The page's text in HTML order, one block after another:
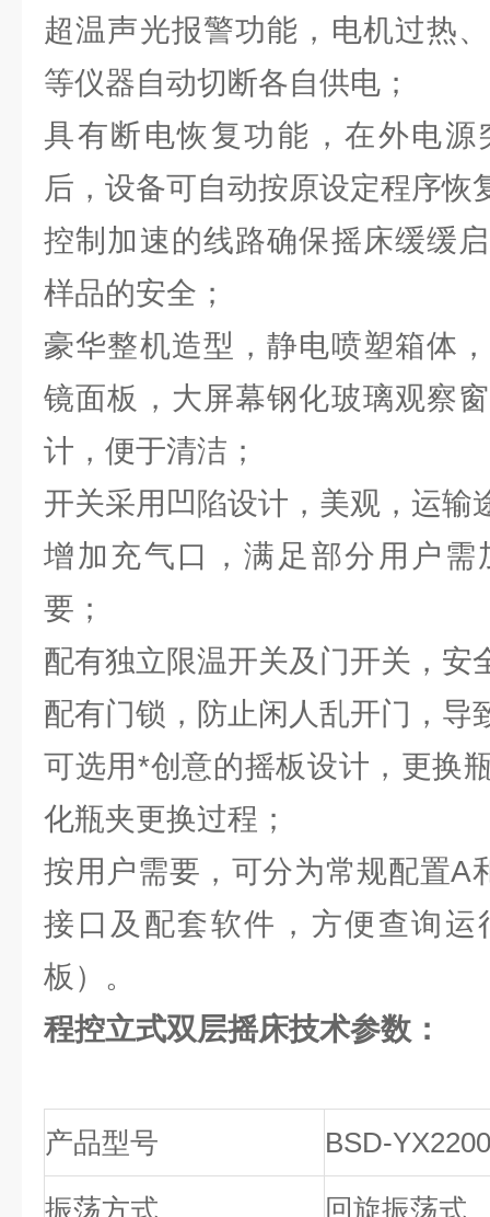
超温声光报警功能，电机过热
等仪器自动切断各自供电；
具有断电恢复功能，在外电源
后，设备可自动按原设定程序恢
控制加速的线路确保摇床缓缓
样品的安全；
豪华整机造型，静电喷塑箱体
镜面板，大屏幕钢化玻璃观察
计，便于清洁；
开关采用凹陷设计，美观，运输
增加充气口，满足部分用户需
要；
配有独立限温开关及门开关，安
配有门锁，防止闲人乱开门，导
可选用*创意的摇板设计，更换
化瓶夹更换过程；
按用户需要，可分为常规配置A
接口及配套软件，方便查询运
板）。
程控立式双层摇床技术参数：
产品型号 BSD-YX2200
振荡方式 回旋振荡式